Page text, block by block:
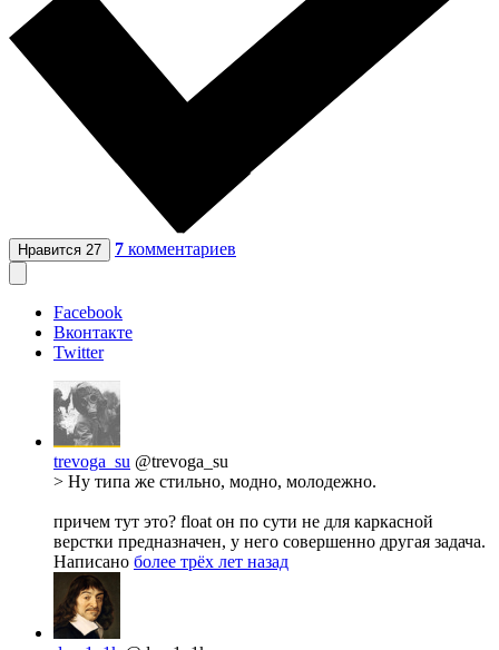
Нравится 27 7 комментариев
Facebook
Вконтакте
Twitter
trevoga_su @trevoga_su
> Ну типа же стильно, модно, молодежно.
причем тут это? float он по сути не для каркасной
верстки предназначен, у него совершенно другая задача.
Написано более трёх лет назад